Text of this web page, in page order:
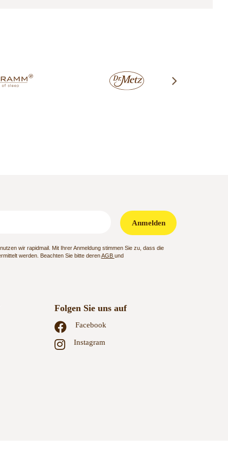
Anmelden
wir rapidmail. Mit Ihrer Anmeldung stimmen Sie zu, dass die
werden. Beachten Sie bitte derenAGB und
Folgen Sie uns auf
Facebook
Instagram